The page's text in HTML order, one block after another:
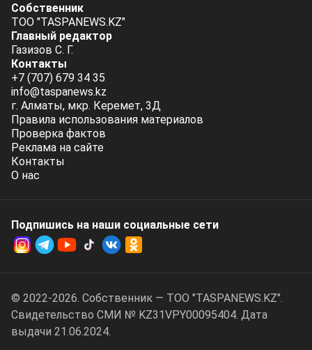
Собственник
ТОО "TASPANEWS.KZ"
Главный редактор
Газизов С. Г.
Контакты
+7 (707) 679 34 35
info@taspanews.kz
г. Алматы, мкр. Керемет, 3Д
Правила использования материалов
Проверка фактов
Реклама на сайте
Контакты
О нас
Подпишись на наши социальные cети
© 2022-2026. Собственник — ТОО "TASPANEWS.KZ".
Cвидетельство СМИ № KZ31VPY00095404. Дата
выдачи 21.06.2024.